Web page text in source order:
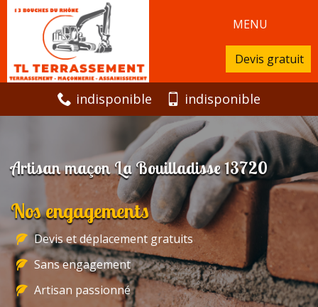
MENU
Devis gratuit
indisponible indisponible
Artisan maçon La Bouilladisse 13720
Nos engagements
Devis et déplacement gratuits
Sans engagement
Artisan passionné